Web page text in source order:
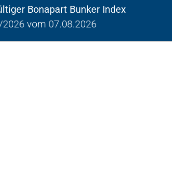
Bonapart Bunker Index
2026 vom 07.08.2026